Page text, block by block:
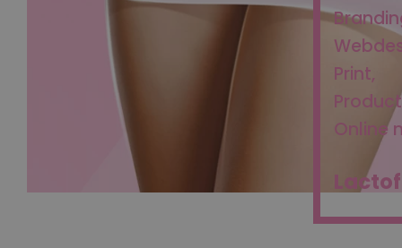
Print
Product
Online